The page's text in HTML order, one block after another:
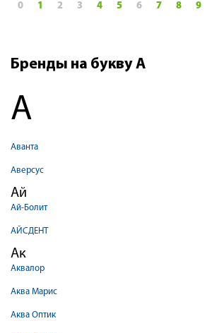
0 1 2 3 4 5 6 7 8 9
Бренды на букву А
А
Аванта
Аверсус
Ай
Ай-Болит
АЙСДЕНТ
Ак
Аквалор
Аква Марис
Аква Оптик